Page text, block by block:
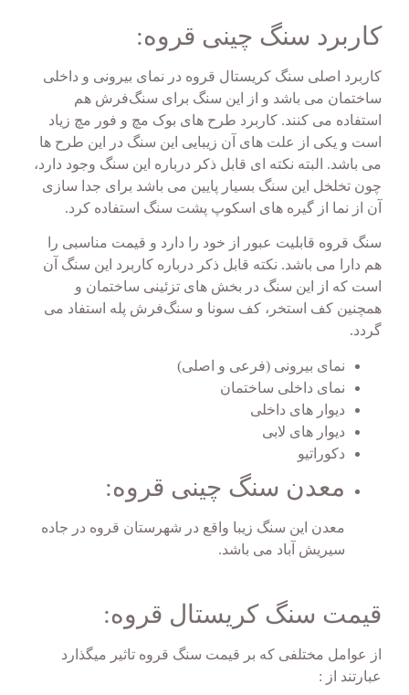
کاربرد سنگ چینی قروه:
کاربرد اصلی سنگ کریستال قروه در نمای بیرونی و داخلی
ساختمان می باشد و از این سنگ برای سنگ‌فرش هم
استفاده می کنند. کاربرد طرح های بوک مچ و فور مچ زیاد
است و یکی از علت های آن زیبایی این سنگ در این طرح ها
می باشد. البته نکته ای قابل ذکر درباره این سنگ وجود دارد،
چون تخلخل این سنگ بسیار پایین می باشد برای جدا سازی
آن از نما از گیره های اسکوپ پشت سنگ استفاده کرد.
سنگ قروه قابلیت عبور از خود را دارد و قیمت مناسبی را
هم دارا می باشد. نکته قابل ذکر درباره کاربرد این سنگ آن
است که از این سنگ در بخش های تزئینی ساختمان و
همچنین کف استخر، کف سونا و سنگ‌فرش پله استفاد می
گردد.
نمای بیرونی (فرعی و اصلی)
نمای داخلی ساختمان
دیوار های داخلی
دیوار های لابی
دکوراتیو
معدن سنگ چینی قروه:
معدن این سنگ زیبا واقع در شهرستان قروه در جاده
سیریش آباد می باشد.
قیمت سنگ کریستال قروه:
از عوامل مختلفی که بر قیمت سنگ قروه تاثیر میگذارد
عبارتند از :